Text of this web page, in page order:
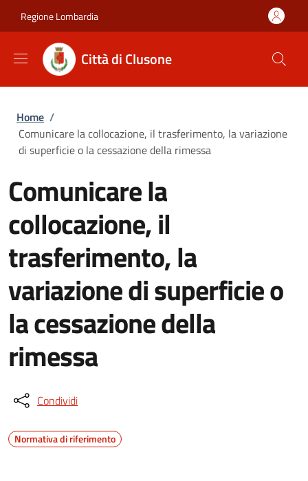
Regione Lombardia
Città di Clusone
Briciole di pane
Home /
Comunicare la collocazione, il trasferimento, la variazione
di superficie o la cessazione della rimessa
Comunicare la
collocazione, il
trasferimento, la
variazione di superficie o
la cessazione della
rimessa
Condividi
Normativa di riferimento